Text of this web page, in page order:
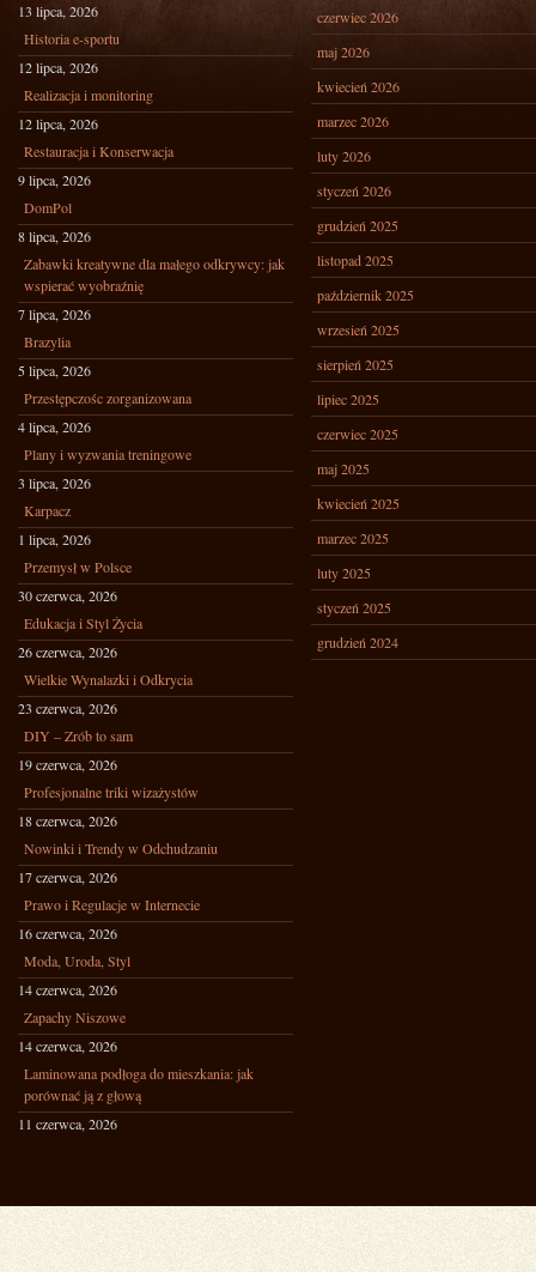
13 lipca, 2026
Historia e-sportu
12 lipca, 2026
Realizacja i monitoring
12 lipca, 2026
Restauracja i Konserwacja
9 lipca, 2026
DomPol
8 lipca, 2026
Zabawki kreatywne dla małego odkrywcy: jak
wspierać wyobraźnię
7 lipca, 2026
Brazylia
5 lipca, 2026
Przestępczośc zorganizowana
4 lipca, 2026
Plany i wyzwania treningowe
3 lipca, 2026
Karpacz
1 lipca, 2026
Przemysł w Polsce
30 czerwca, 2026
Edukacja i Styl Życia
26 czerwca, 2026
Wielkie Wynalazki i Odkrycia
23 czerwca, 2026
DIY – Zrób to sam
19 czerwca, 2026
Profesjonalne triki wizażystów
18 czerwca, 2026
Nowinki i Trendy w Odchudzaniu
17 czerwca, 2026
Prawo i Regulacje w Internecie
16 czerwca, 2026
Moda, Uroda, Styl
14 czerwca, 2026
Zapachy Niszowe
14 czerwca, 2026
Laminowana podłoga do mieszkania: jak
porównać ją z głową
11 czerwca, 2026
czerwiec 2026
maj 2026
kwiecień 2026
marzec 2026
luty 2026
styczeń 2026
grudzień 2025
listopad 2025
październik 2025
wrzesień 2025
sierpień 2025
lipiec 2025
czerwiec 2025
maj 2025
kwiecień 2025
marzec 2025
luty 2025
styczeń 2025
grudzień 2024